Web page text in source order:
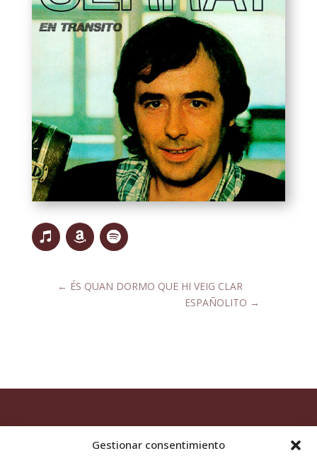
Gestionar consentimiento
← ÉS QUAN DORMO QUE HI VEIG CLAR
ESPAÑOLITO →